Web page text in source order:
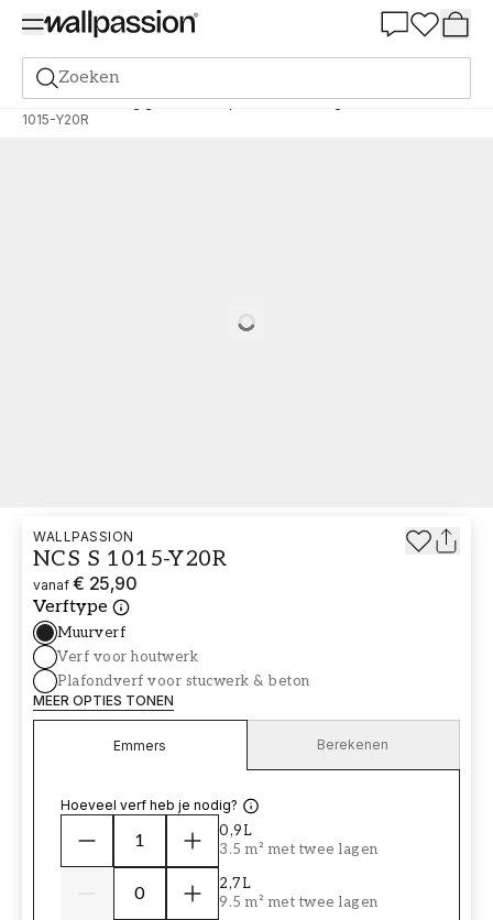
Zoeken
Verf Bestelling gebaseerd op NCS Bestelling door NCS
1015-Y20R
Loading…
WALLPASSION
NCS S 1015-Y20R
vanaf € 25,90
Verftype
Muurverf
Verf voor houtwerk
Plafondverf voor stucwerk & beton
MEER OPTIES TONEN
Emmers Berekenen
Hoeveel verf heb je nodig?
0,9L
3.5 m² met twee lagen
2,7L
9.5 m² met twee lagen